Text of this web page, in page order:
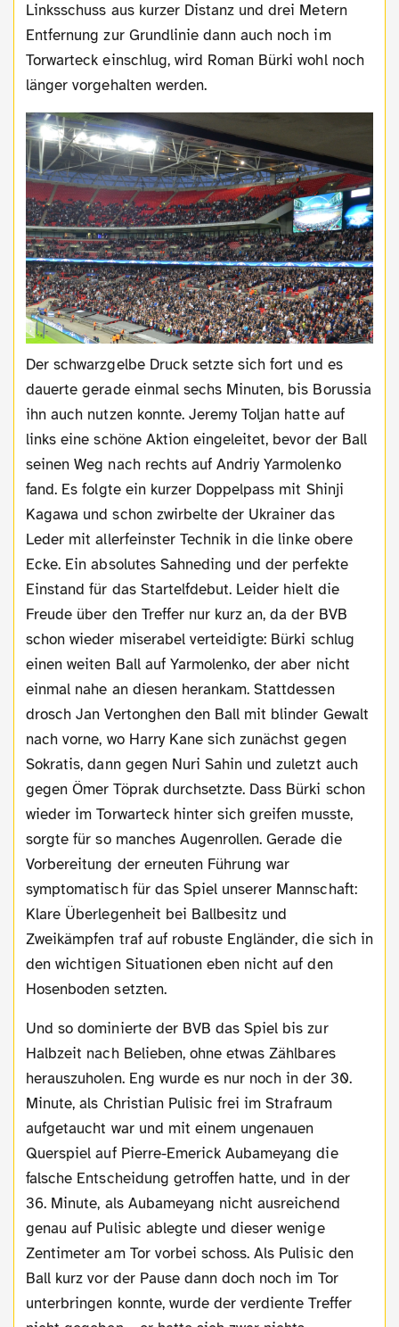
Linksschuss aus kurzer Distanz und drei Metern
Entfernung zur Grundlinie dann auch noch im
Torwarteck einschlug, wird Roman Bürki wohl noch
länger vorgehalten werden.
Der schwarzgelbe Druck setzte sich fort und es
dauerte gerade einmal sechs Minuten, bis Borussia
ihn auch nutzen konnte. Jeremy Toljan hatte auf
links eine schöne Aktion eingeleitet, bevor der Ball
seinen Weg nach rechts auf Andriy Yarmolenko
fand. Es folgte ein kurzer Doppelpass mit Shinji
Kagawa und schon zwirbelte der Ukrainer das
Leder mit allerfeinster Technik in die linke obere
Ecke. Ein absolutes Sahneding und der perfekte
Einstand für das Startelfdebut. Leider hielt die
Freude über den Treffer nur kurz an, da der BVB
schon wieder miserabel verteidigte: Bürki schlug
einen weiten Ball auf Yarmolenko, der aber nicht
einmal nahe an diesen herankam. Stattdessen
drosch Jan Vertonghen den Ball mit blinder Gewalt
nach vorne, wo Harry Kane sich zunächst gegen
Sokratis, dann gegen Nuri Sahin und zuletzt auch
gegen Ömer Töprak durchsetzte. Dass Bürki schon
wieder im Torwarteck hinter sich greifen musste,
sorgte für so manches Augenrollen. Gerade die
Vorbereitung der erneuten Führung war
symptomatisch für das Spiel unserer Mannschaft:
Klare Überlegenheit bei Ballbesitz und
Zweikämpfen traf auf robuste Engländer, die sich in
den wichtigen Situationen eben nicht auf den
Hosenboden setzten.
Und so dominierte der BVB das Spiel bis zur
Halbzeit nach Belieben, ohne etwas Zählbares
herauszuholen. Eng wurde es nur noch in der 30.
Minute, als Christian Pulisic frei im Strafraum
aufgetaucht war und mit einem ungenauen
Querspiel auf Pierre-Emerick Aubameyang die
falsche Entscheidung getroffen hatte, und in der
36. Minute, als Aubameyang nicht ausreichend
genau auf Pulisic ablegte und dieser wenige
Zentimeter am Tor vorbei schoss. Als Pulisic den
Ball kurz vor der Pause dann doch noch im Tor
unterbringen konnte, wurde der verdiente Treffer